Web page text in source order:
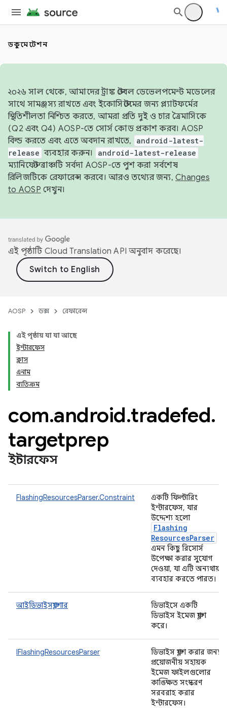
ডকুমেন্টেশন
২০২৬ সাল থেকে, আমাদের ট্রাঙ্ক স্টেবল ডেভেলপমেন্ট মডেলের
সাথে সামঞ্জস্য রাখতে এবং ইকোসিস্টেমের জন্য প্ল্যাটফর্মের
স্থিতিশীলতা নিশ্চিত করতে, আমরা প্রতি দুই ও চার ত্রৈমাসিকে
(Q2 এবং Q4) AOSP-তে সোর্স কোড প্রকাশ করব। AOSP
বিল্ড করতে এবং এতে অবদান রাখতে,
android-latest-
release ব্যবহার করুন। android-latest-release
ম্যানিফেস্ট ব্রাঞ্চটি সর্বদা AOSP-তে পুশ করা সর্বশেষ
রিলিজটিকে রেফারেন্স করবে। আরও তথ্যের জন্য, Changes
to AOSP দেখুন।
এই পৃষ্ঠাটি Cloud Translation API অনুবাদ করেছে।
AOSP ডক্স রেফারেন্স
এই পৃষ্ঠায় যা যা আছে
ইন্টারফেস
ক্লাস
এনাম
ব্যতিক্রম
com.android.tradefed.
targetprep
ইন্টারফেস
FlashingResourcesParser.Constraint
একটি ফিল্টারিং
ইন্টারফেস, যার
উদ্দেশ্য হলো
Flashing
ResourcesParser
এমন কিছু রিসোর্স
উপেক্ষা করার সুযোগ
দেওয়া, যা এটি অন্যথায়
ব্যবহার করতে পারত।
আইডিভাইসফ্ল্যাশার
ডিভাইসে একটি
ডিভাইস ইমেজ ফ্ল্যাশ
করে।
IFlashingResourcesParser
ডিভাইস ফ্ল্যাশ করার জন্য
প্রয়োজনীয় সহায়ক
ইমেজ ফাইলগুলোর
কাঙ্ক্ষিত সংস্করণ
সরবরাহ করার
ইন্টারফেস।